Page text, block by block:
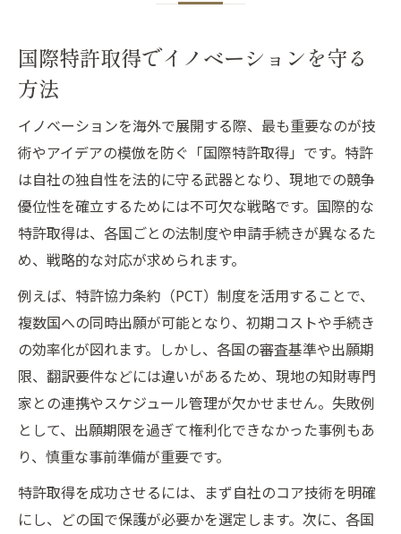
国際特許取得でイノベーションを守る
方法
イノベーションを海外で展開する際、最も重要なのが技
術やアイデアの模倣を防ぐ「国際特許取得」です。特許
は自社の独自性を法的に守る武器となり、現地での競争
優位性を確立するためには不可欠な戦略です。国際的な
特許取得は、各国ごとの法制度や申請手続きが異なるた
め、戦略的な対応が求められます。
例えば、特許協力条約（PCT）制度を活用することで、
複数国への同時出願が可能となり、初期コストや手続き
の効率化が図れます。しかし、各国の審査基準や出願期
限、翻訳要件などには違いがあるため、現地の知財専門
家との連携やスケジュール管理が欠かせません。失敗例
として、出願期限を過ぎて権利化できなかった事例もあ
り、慎重な事前準備が重要です。
特許取得を成功させるには、まず自社のコア技術を明確
にし、どの国で保護が必要かを選定します。次に、各国